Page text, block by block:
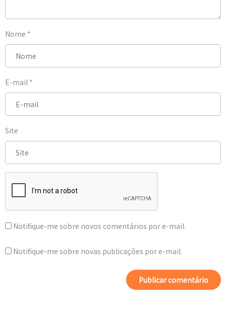
Nome *
E-mail *
Site
Notifique-me sobre novos comentários por e-mail.
Notifique-me sobre novas publicações por e-mail.